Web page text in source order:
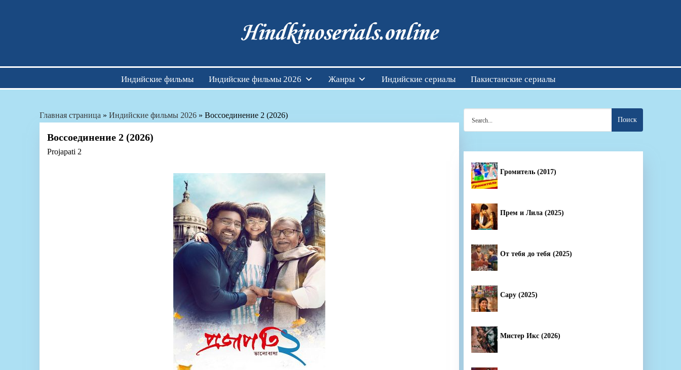
Индийские фильмы смотреть онлайн
Индийские фильмы Индийские фильмы 2026 Жанры Индийские сериалы Пакистанские сериалы
Главная страница » Индийские фильмы 2026 » Воссоединение 2 (2026)
Воссоединение 2 (2026)
Projapati 2
for:
Громитель (2017)
Прем и Лила (2025)
От тебя до тебя (2025)
Сару (2025)
Мистер Икс (2026)